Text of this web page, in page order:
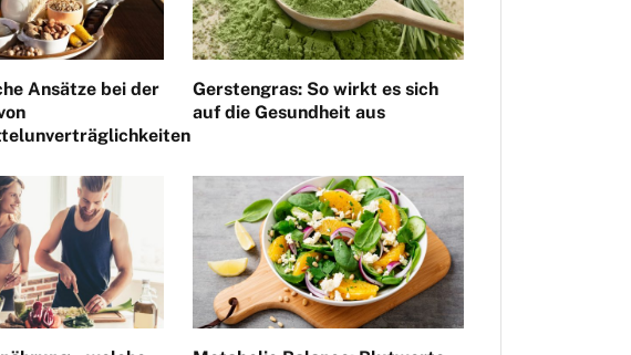
Ansätze bei der
Gerstengras: So wirkt es sich
auf die Gesundheit aus